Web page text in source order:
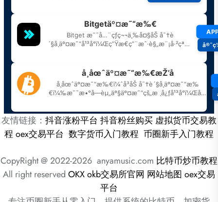
友情链接： 抖音涨粉平台 抖音粉丝购买虚拟货币交易教
程oex交易平台 数字货币入门教程 币圈新手入门教程
CopyRight @ 2022-2026 anyamusic.com 比特币炒币教程
All right reserved OKXokb交易所官网 网站地图 oex交易
平台